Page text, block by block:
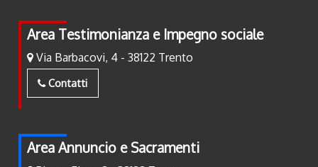
Area Testimonianza e Impegno sociale
Via Barbacovi, 4 - 38122 Trento
Contatti
Area Annuncio e Sacramenti